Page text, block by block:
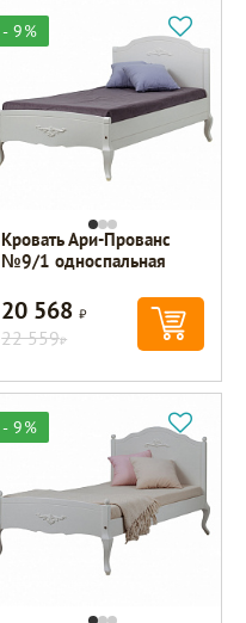
- 9%
Кровать Ари-Прованс
№9/1 односпальная
20 568Р
22 559Р
- 9%